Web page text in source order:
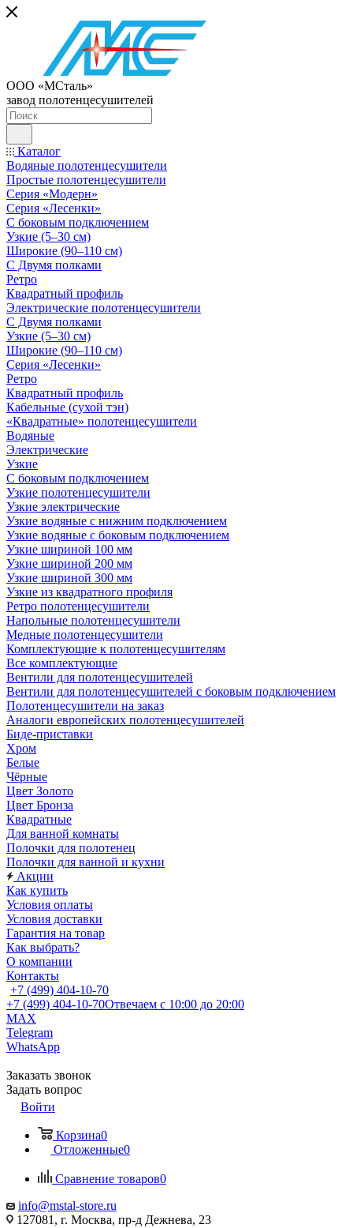
ООО «МСталь»
завод полотенцесушителей
Каталог
Водяные полотенцесушители
Простые полотенцесушители
Серия «Модерн»
Серия «Лесенки»
С боковым подключением
Узкие (5–30 см)
Широкие (90–110 см)
С Двумя полками
Ретро
Квадратный профиль
Электрические полотенцесушители
С Двумя полками
Узкие (5–30 см)
Широкие (90–110 см)
Серия «Лесенки»
Ретро
Квадратный профиль
Кабельные (сухой тэн)
«Квадратные» полотенцесушители
Водяные
Электрические
Узкие
С боковым подключением
Узкие полотенцесушители
Узкие электрические
Узкие водяные с нижним подключением
Узкие водяные с боковым подключением
Узкие шириной 100 мм
Узкие шириной 200 мм
Узкие шириной 300 мм
Узкие из квадратного профиля
Ретро полотенцесушители
Напольные полотенцесушители
Медные полотенцесушители
Комплектующие к полотенцесушителям
Все комплектующие
Вентили для полотенцесушителей
Вентили для полотенцесушителей с боковым подключением
Полотенцесушители на заказ
Аналоги европейских полотенцесушителей
Биде-приставки
Хром
Белые
Чёрные
Цвет Золото
Цвет Бронза
Квадратные
Для ванной комнаты
Полочки для полотенец
Полочки для ванной и кухни
Акции
Как купить
Условия оплаты
Условия доставки
Гарантия на товар
Как выбрать?
О компании
Контакты
+7 (499) 404-10-70
+7 (499) 404-10-70Отвечаем с 10:00 до 20:00
MAX
Telegram
WhatsApp
Заказать звонок
Задать вопрос
Войти
Корзина0
Отложенные0
Сравнение товаров0
info@mstal-store.ru
127081, г. Москва, пр-д Дежнева, 23